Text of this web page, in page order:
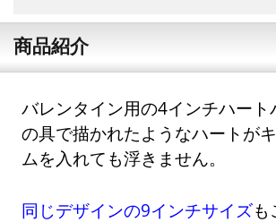
商品紹介
バレンタイン用の4インチハート
の具で描かれたようなハートが
ムを入れても浮きません。
同じデザインの9インチサイズも